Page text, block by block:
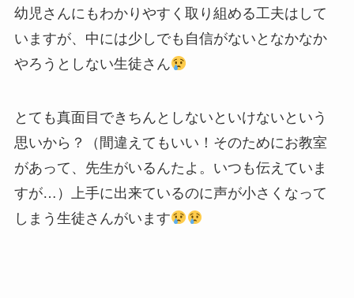
幼児さんにもわかりやすく取り組める工夫はして
いますが、中には少しでも自信がないとなかなか
やろうとしない生徒さん
とても真面目できちんとしないといけないという
思いから？（間違えてもいい！そのためにお教室
があって、先生がいるんたよ。いつも伝えていま
すが…）上手に出来ているのに声が小さくなって
しまう生徒さんがいます